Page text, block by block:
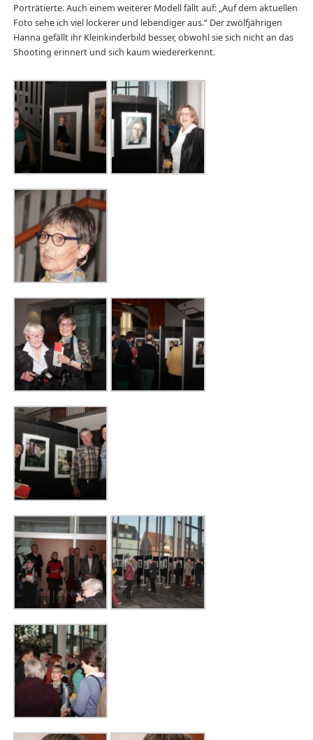
Porträtierte. Auch einem weiterer Modell fällt auf: „Auf dem aktuellen
Foto sehe ich viel lockerer und lebendiger aus.“ Der zwölfjährigen
Hanna gefällt ihr Kleinkinderbild besser, obwohl sie sich nicht an das
Shooting erinnert und sich kaum wiedererkennt.